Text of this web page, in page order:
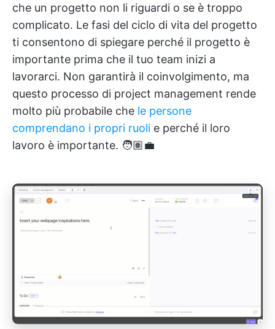
che un progetto non li riguardi o se è troppo
complicato. Le fasi del ciclo di vita del progetto
ti consentono di spiegare perché il progetto è
importante prima che il tuo team inizi a
lavorarci. Non garantirà il coinvolgimento, ma
questo processo di project management rende
molto più probabile che le persone
comprendano i propri ruoli e perché il loro
lavoro è importante. 🧑🏽‍💼